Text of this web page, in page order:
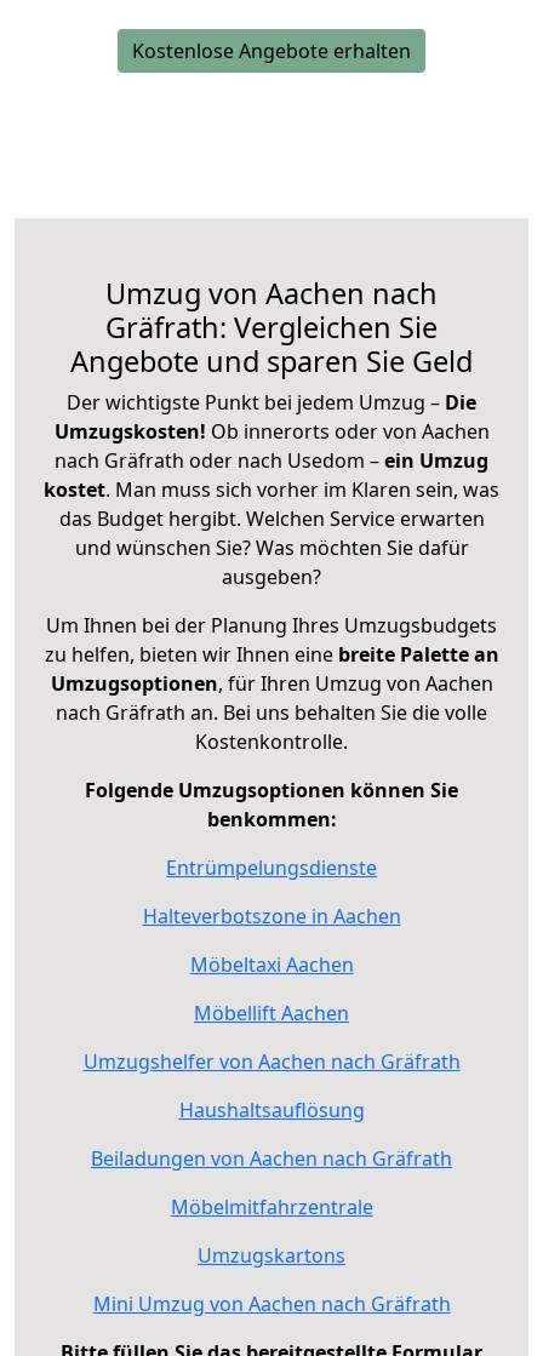
Kostenlose Angebote erhalten
Umzug von Aachen nach
Gräfrath: Vergleichen Sie
Angebote und sparen Sie Geld
Der wichtigste Punkt bei jedem Umzug – Die
Umzugskosten! Ob innerorts oder von Aachen
nach Gräfrath oder nach Usedom –ein Umzug
kostet. Man muss sich vorher im Klaren sein, was
das Budget hergibt. Welchen Service erwarten
und wünschen Sie? Was möchten Sie dafür
ausgeben?
Um Ihnen bei der Planung Ihres Umzugsbudgets
zu helfen, bieten wir Ihnen eine breite Palette an
Umzugsoptionen, für Ihren Umzug von Aachen
nach Gräfrath an. Bei uns behalten Sie die volle
Kostenkontrolle.
Folgende Umzugsoptionen können Sie
benkommen:
Entrümpelungsdienste
Halteverbotszone in Aachen
Möbeltaxi Aachen
Möbellift Aachen
Umzugshelfer von Aachen nach Gräfrath
Haushaltsauflösung
Beiladungen von Aachen nach Gräfrath
Möbelmitfahrzentrale
Umzugskartons
Mini Umzug von Aachen nach Gräfrath